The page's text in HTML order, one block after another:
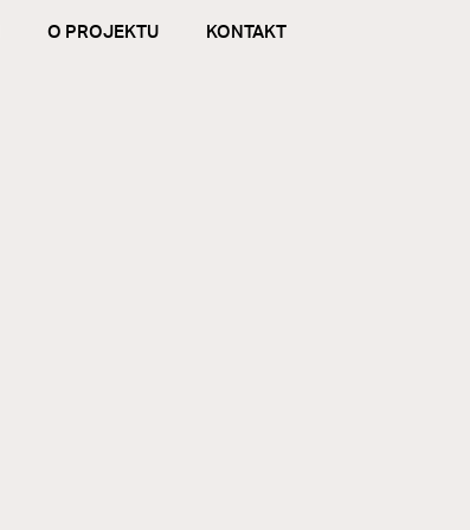
O PROJEKTU KONTAKT